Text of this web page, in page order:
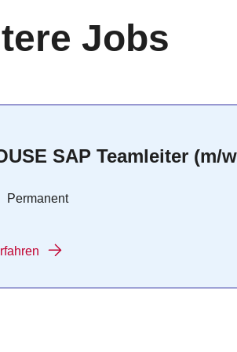
Jobs
SAP Teamleiter (m/
Permanent